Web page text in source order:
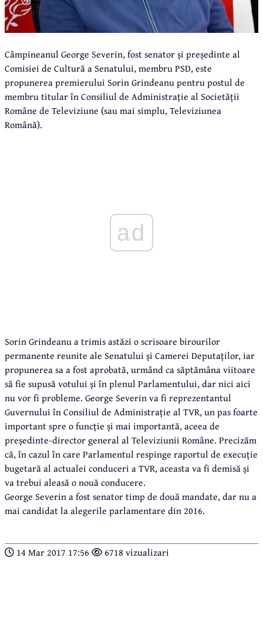
Câmpineanul George Severin, fost senator și președinte al
Comisiei de Cultură a Senatului, membru PSD, este
propunerea premierului Sorin Grindeanu pentru postul de
membru titular în Consiliul de Administrație al Societății
Române de Televiziune (sau mai simplu, Televiziunea
Română).
ad
Sorin Grindeanu a trimis astăzi o scrisoare birourilor
permanente reunite ale Senatului și Camerei Deputaților, iar
propunerea sa a fost aprobată, urmând ca săptămâna viitoare
să fie supusă votului și în plenul Parlamentului, dar nici aici
nu vor fi probleme. George Severin va fi reprezentantul
Guvernului în Consiliul de Administrație al TVR, un pas foarte
important spre o funcție și mai importantă, aceea de
președinte-director general al Televiziunii Române. Precizăm
că, în cazul în care Parlamentul respinge raportul de execuție
bugetară al actualei conduceri a TVR, aceasta va fi demisă și
va trebui aleasă o nouă conducere.
George Severin a fost senator timp de două mandate, dar nu a
mai candidat la alegerile parlamentare din 2016.
14 Mar 2017 17:56 6718 vizualizari